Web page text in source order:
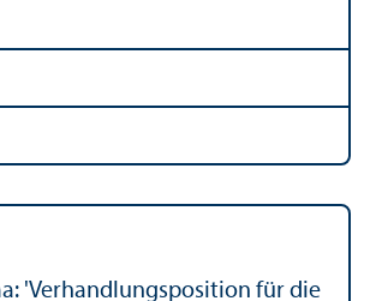
'Verhandlungsposition für die